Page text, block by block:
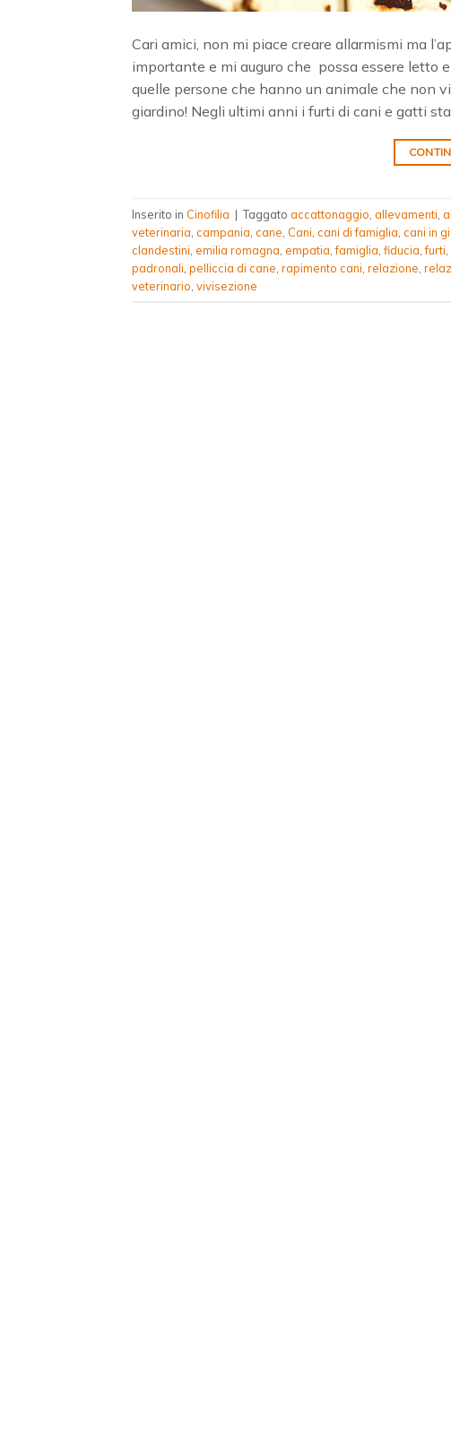
Cari amici, non mi piace creare allarmismi ma
importante e mi auguro che possa essere letto
quelle persone che hanno un animale che non
giardino! Negli ultimi anni i furti di cani e gatti
Inserito in Cinofilia | Taggato accattonaggio allevamenti
veterinaria campania cane Cani cani di famiglia cani in
clandestini emilia romagna empatia ,famiglia fiducia ,furti ,
padronali pelliccia di cane rapimento cani relazione
veterinario vivisezione